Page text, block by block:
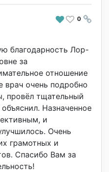
# 0
благодарность Лор-
за
отношение
врач очень подробно
провёл тщательный
Назначенное
и
Очень
грамотных и
Спасибо Вам за
сть!